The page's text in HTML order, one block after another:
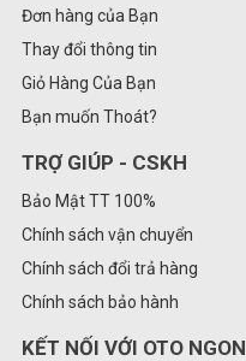
Đơn hàng của Bạn
Thay đổi thông tin
Giỏ Hàng Của Bạn
Bạn muốn Thoát?
TRỢ GIÚP - CSKH
Bảo Mật TT 100%
Chính sách vận chuyển
Chính sách đổi trả hàng
Chính sách bảo hành
KẾT NỐI VỚI OTO NGON